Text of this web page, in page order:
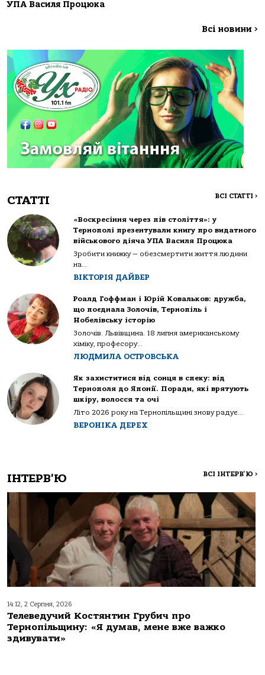
УПА Василя Процюка
Всі новини >
СТАТТІ ВСІ СТАТТІ >
«Воскресіння через пів століття»: у
Тернополі презентували книгу про видатного
військового діяча УПА Василя Процюка
Зробити книжку — обезсмертити життя людини
на...
ВІКТОРІЯ ДАЙВЕР
Роалд Гоффман і Юрій Ковальков: дружба,
що поєднала Золочів, Тернопіль і
Нобелівську історію
Золочів. Львівщина. 18 липня американському
хіміку, професору...
ЛЮДМИЛА ОСТРОВСЬКА
Як захиститися від сонця в спеку: від
Тернополя до Японії. Поради, які врятують
шкіру, волосся та очі
Літо 2026 року на Тернопільщині знову радує...
ВЕРОНІКА ДЕРЕХ
ІНТЕРВ'Ю ВСІ ІНТЕРВ'Ю >
14:12, 2 Серпня, 2026
Телеведучий Костянтин Грубич про
Тернопільщину: «Я думав, мене вже важко
здивувати»